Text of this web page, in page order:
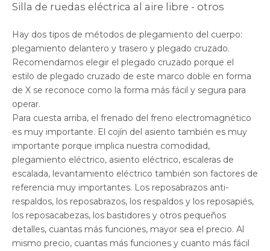
Silla de ruedas eléctrica al aire libre - otros
Hay dos tipos de métodos de plegamiento del cuerpo:
plegamiento delantero y trasero y plegado cruzado.
Recomendamos elegir el plegado cruzado porque el
estilo de plegado cruzado de este marco doble en forma
de X se reconoce como la forma más fácil y segura para
operar.
Para cuesta arriba, el frenado del freno electromagnético
es muy importante. El cojín del asiento también es muy
importante porque implica nuestra comodidad,
plegamiento eléctrico, asiento eléctrico, escaleras de
escalada, levantamiento eléctrico también son factores de
referencia muy importantes. Los reposabrazos anti-
respaldos, los reposabrazos, los respaldos y los reposapiés,
los reposacabezas, los bastidores y otros pequeños
detalles, cuantas más funciones, mayor sea el precio. Al
mismo precio, cuantas más funciones y cuanto más fácil